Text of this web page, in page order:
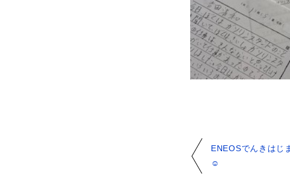
ENEOSでんきはじ
☺